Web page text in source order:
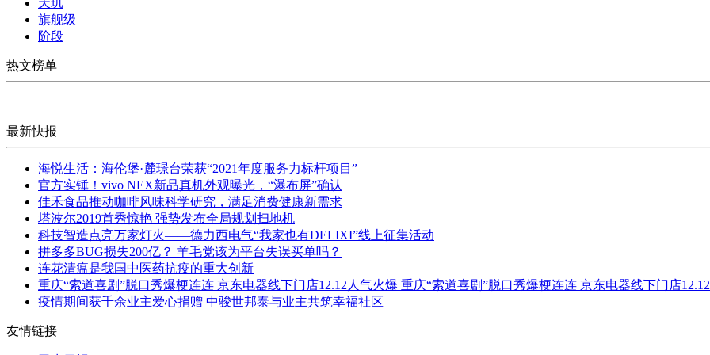
旗舰级
阶段
热文榜单
最新快报
海悦生活：海伦堡·麓璟台荣获“2021年度服务力标杆项目”
官方实锤！vivo NEX新品真机外观曝光，“瀑布屏”确认
佳禾食品推动咖啡风味科学研究，满足消费健康新需求
塔波尔2019首秀惊艳 强势发布全局规划扫地机
科技智造点亮万家灯火——德力西电气“我家也有DELIXI”线上征集活动
拼多多BUG损失200亿？ 羊毛党该为平台失误买单吗？
连花清瘟是我国中医药抗疫的重大创新
重庆“索道喜剧”脱口秀爆梗连连 京东电器线下门店12.12人气火爆 重庆“索道喜剧”脱口秀爆梗连连 京东电器线下门店
疫情期间获千余业主爱心捐赠 中骏世邦泰与业主共筑幸福社区
友情链接